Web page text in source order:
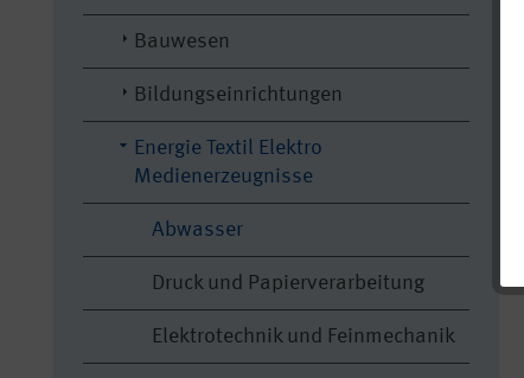
Bauwesen
Bildungseinrichtungen
Energie Textil Elektro
Medienerzeugnisse
Abwasser
Druck und Papierverarbeitung
Elektrotechnik und Feinmechanik